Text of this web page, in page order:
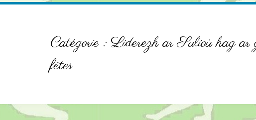
Catégorie : Liderezh ar Sulioù hag ar
fêtes